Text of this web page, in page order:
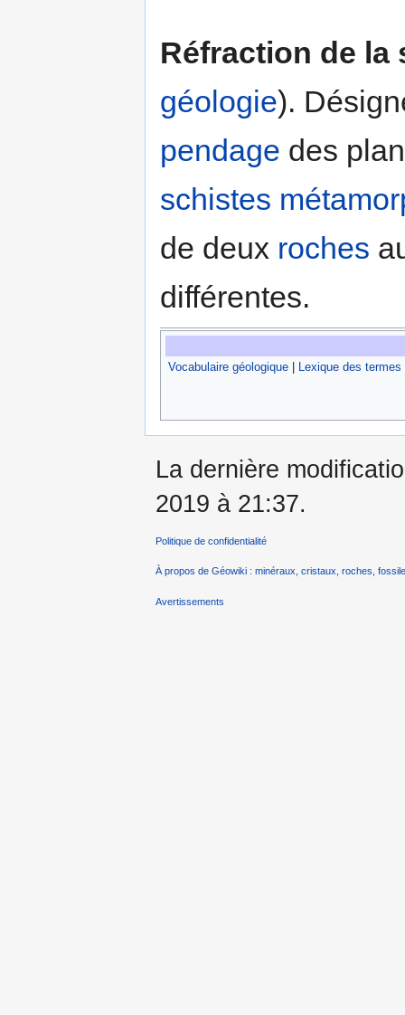
Réfraction de la
géologie).
pendage des
schistes
de deux roches
différentes.
Vocabulaire géologique| Lexique des
La dernière
2019 à 21:37.
Politique de confidentialité
À propos de Géowiki : minéraux, cristaux, roches,
Avertissements